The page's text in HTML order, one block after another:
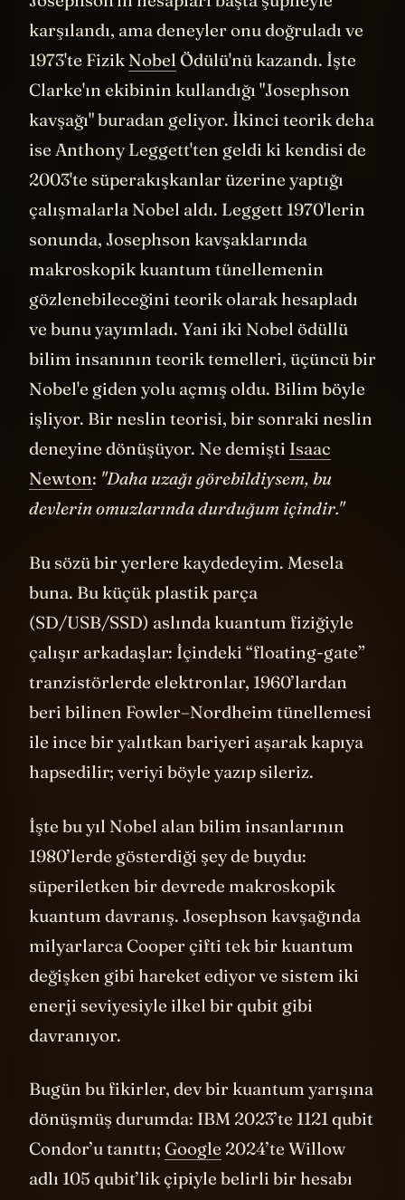
Josephson'ın hesapları başta şüpheyle
karşılandı, ama deneyler onu doğruladı ve
1973'te FizikNobel Ödülü'nü kazandı. İşte
Clarke'ın ekibinin kullandığı "Josephson
kavşağı" buradan geliyor. İkinci teorik deha
ise Anthony Leggett'ten geldi ki kendisi de
2003'te süperakışkanlar üzerine yaptığı
çalışmalarla Nobel aldı. Leggett 1970'lerin
sonunda, Josephson kavşaklarında
makroskopik kuantum tünellemenin
gözlenebileceğini teorik olarak hesapladı
ve bunu yayımladı. Yani iki Nobel ödüllü
bilim insanının teorik temelleri, üçüncü bir
Nobel'e giden yolu açmış oldu. Bilim böyle
işliyor. Bir neslin teorisi, bir sonraki neslin
deneyine dönüşüyor. Ne demişti Isaac
Newton: "Daha uzağı görebildiysem, bu
devlerin omuzlarında durduğum içindir."
Bu sözü bir yerlere kaydedeyim. Mesela
buna. Bu küçük plastik parça
(SD/USB/SSD) aslında kuantum fiziğiyle
çalışır arkadaşlar: İçindeki “floating-gate”
tranzistörlerde elektronlar, 1960’lardan
beri bilinen Fowler–Nordheim tünellemesi
ile ince bir yalıtkan bariyeri aşarak kapıya
hapsedilir; veriyi böyle yazıp sileriz.
İşte bu yıl Nobel alan bilim insanlarının
1980’lerde gösterdiği şey de buydu:
süperiletken bir devrede makroskopik
kuantum davranış. Josephson kavşağında
milyarlarca Cooper çifti tek bir kuantum
değişken gibi hareket ediyor ve sistem iki
enerji seviyesiyle ilkel bir qubit gibi
davranıyor.
Bugün bu fikirler, dev bir kuantum yarışına
dönüşmüş durumda: IBM 2023’te 1121 qubit
Condor’u tanıttı; Google 2024’te Willow
adlı 105 qubit’lik çipiyle belirli bir hesabı